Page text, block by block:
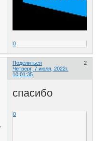
0
Поделиться
2
Четверг, 7 июля, 2022г.
10:01:35
спасибо
0